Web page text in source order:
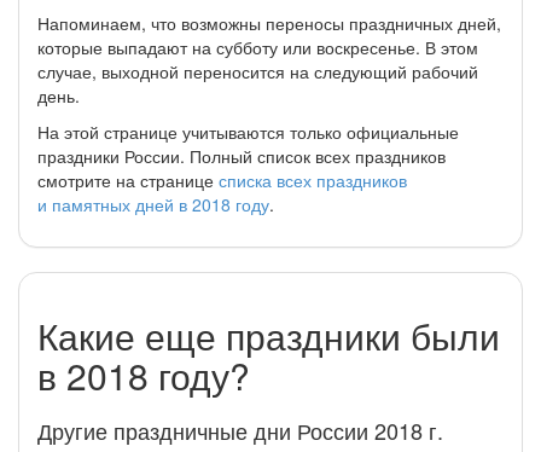
Напоминаем, что возможны переносы праздничных дней,
которые выпадают на субботу или воскресенье. В этом
случае, выходной переносится на следующий рабочий
день.
На этой странице учитываются только официальные
праздники России. Полный список всех праздников
смотрите на странице списка всех праздников
и памятных дней в 2018 году.
Какие еще праздники были
в 2018 году?
Другие праздничные дни России 2018 г.